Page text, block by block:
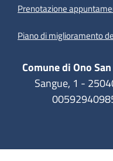
Prenotazione
Piano di miglioramento
Comune di Ono
Sangue, 1 -